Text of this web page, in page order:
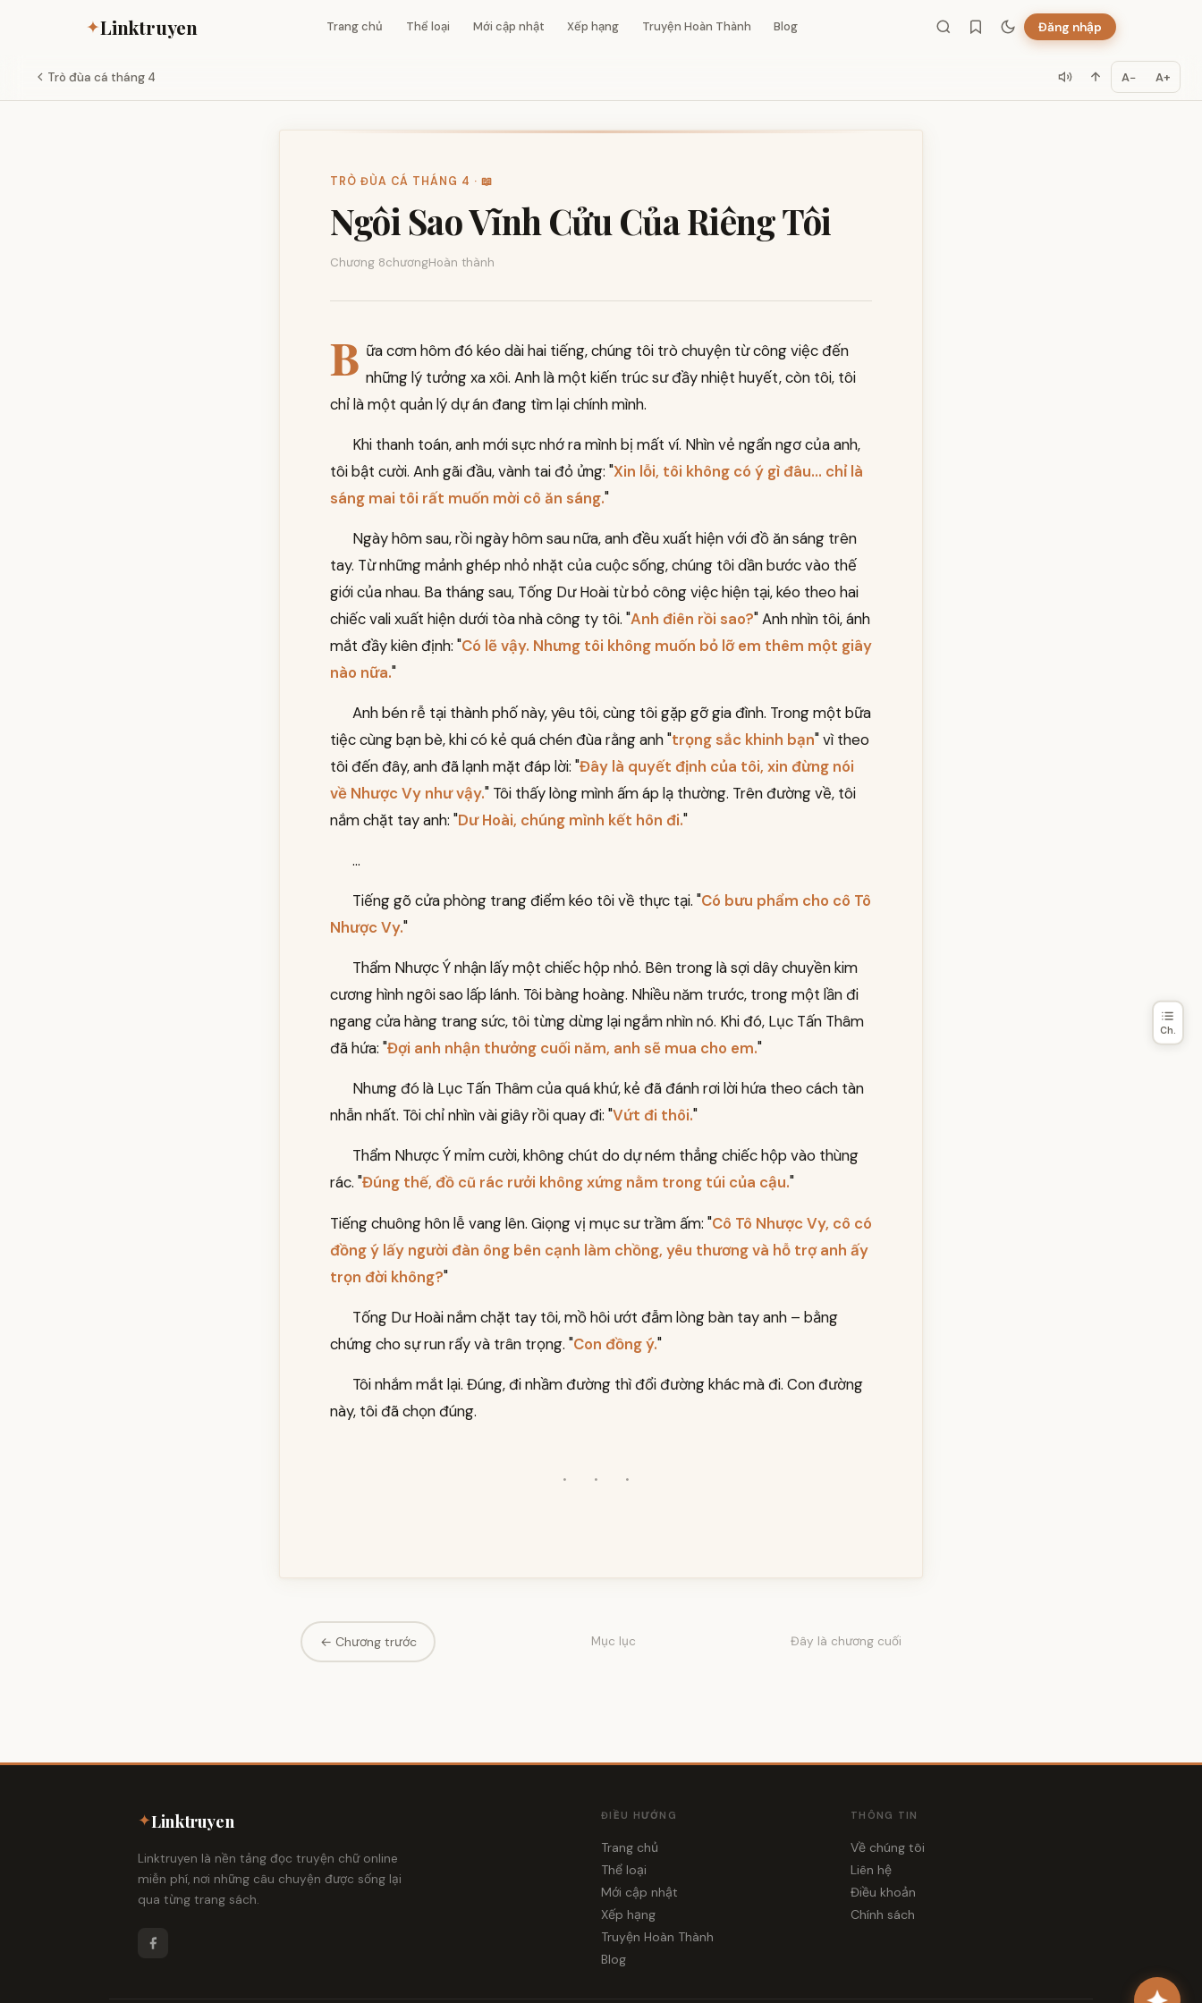
✦Linktruyen Trang chủ Thể loại Mới cập nhật Xếp hạng Truyện Hoàn Thành Blog Đăng nhập
Ch.
Trò đùa cá tháng 4 A− A+
TRÒ ĐÙA CÁ THÁNG 4 · 📖
Ngôi Sao Vĩnh Cửu Của Riêng Tôi
Chương 8chươngHoàn thành
B ữa cơm hôm đó kéo dài hai tiếng, chúng tôi trò chuyện từ công việc đến
những lý tưởng xa xôi. Anh là một kiến trúc sư đầy nhiệt huyết, còn tôi, tôi
chỉ là một quản lý dự án đang tìm lại chính mình.
Khi thanh toán, anh mới sực nhớ ra mình bị mất ví. Nhìn vẻ ngẩn ngơ của anh,
tôi bật cười. Anh gãi đầu, vành tai đỏ ửng: "Xin lỗi, tôi không có ý gì đâu... chỉ là
sáng mai tôi rất muốn mời cô ăn sáng."
Ngày hôm sau, rồi ngày hôm sau nữa, anh đều xuất hiện với đồ ăn sáng trên
tay. Từ những mảnh ghép nhỏ nhặt của cuộc sống, chúng tôi dần bước vào thế
giới của nhau. Ba tháng sau, Tống Dư Hoài từ bỏ công việc hiện tại, kéo theo hai
chiếc vali xuất hiện dưới tòa nhà công ty tôi. "Anh điên rồi sao?" Anh nhìn tôi, ánh
mắt đầy kiên định: "Có lẽ vậy. Nhưng tôi không muốn bỏ lỡ em thêm một giây
nào nữa."
Anh bén rễ tại thành phố này, yêu tôi, cùng tôi gặp gỡ gia đình. Trong một bữa
tiệc cùng bạn bè, khi có kẻ quá chén đùa rằng anh "trọng sắc khinh bạn" vì theo
tôi đến đây, anh đã lạnh mặt đáp lời: "Đây là quyết định của tôi, xin đừng nói
về Nhược Vy như vậy." Tôi thấy lòng mình ấm áp lạ thường. Trên đường về, tôi
nắm chặt tay anh: "Dư Hoài, chúng mình kết hôn đi."
...
Tiếng gõ cửa phòng trang điểm kéo tôi về thực tại. "Có bưu phẩm cho cô Tô
Nhược Vy."
Thẩm Nhược Ý nhận lấy một chiếc hộp nhỏ. Bên trong là sợi dây chuyền kim
cương hình ngôi sao lấp lánh. Tôi bàng hoàng. Nhiều năm trước, trong một lần đi
ngang cửa hàng trang sức, tôi từng dừng lại ngắm nhìn nó. Khi đó, Lục Tấn Thâm
đã hứa: "Đợi anh nhận thưởng cuối năm, anh sẽ mua cho em."
Nhưng đó là Lục Tấn Thâm của quá khứ, kẻ đã đánh rơi lời hứa theo cách tàn
nhẫn nhất. Tôi chỉ nhìn vài giây rồi quay đi: "Vứt đi thôi."
Thẩm Nhược Ý mỉm cười, không chút do dự ném thẳng chiếc hộp vào thùng
rác. "Đúng thế, đồ cũ rác rưởi không xứng nằm trong túi của cậu."
Tiếng chuông hôn lễ vang lên. Giọng vị mục sư trầm ấm: "Cô Tô Nhược Vy, cô có
đồng ý lấy người đàn ông bên cạnh làm chồng, yêu thương và hỗ trợ anh ấy
trọn đời không?"
Tống Dư Hoài nắm chặt tay tôi, mồ hôi ướt đẫm lòng bàn tay anh – bằng
chứng cho sự run rẩy và trân trọng. "Con đồng ý."
Tôi nhắm mắt lại. Đúng, đi nhầm đường thì đổi đường khác mà đi. Con đường
này, tôi đã chọn đúng.
· · ·
← Chương trước Mục lục Đây là chương cuối
✦Linktruyen
Linktruyen là nền tảng đọc truyện chữ online
miễn phí, nơi những câu chuyện được sống lại
qua từng trang sách.
ĐIỀU HƯỚNG
Trang chủ
Thể loại
Mới cập nhật
Xếp hạng
Truyện Hoàn Thành
Blog
THÔNG TIN
Về chúng tôi
Liên hệ
Điều khoản
Chính sách